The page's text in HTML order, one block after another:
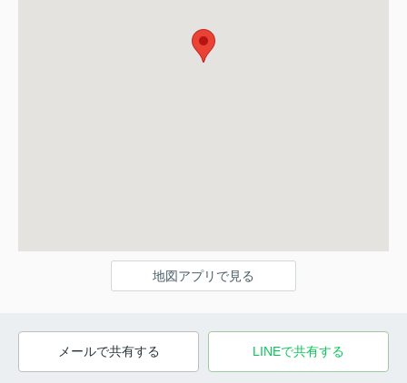
地図アプリで見る
メールで共有する LINEで共有する